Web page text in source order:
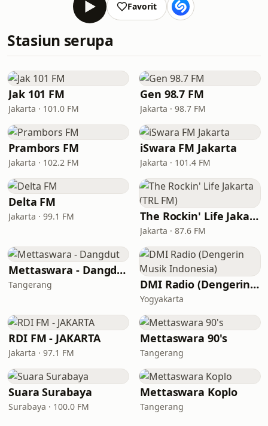
Favorit
Stasiun serupa
Jak 101 FM
Jakarta · 101.0 FM
Gen 98.7 FM
Jakarta · 98.7 FM
Prambors FM
Jakarta · 102.2 FM
iSwara FM Jakarta
Jakarta · 101.4 FM
Delta FM
Jakarta · 99.1 FM The Rockin' Life Jakarta (TRL FM)
Jakarta · 87.6 FM
Mettaswara - Dangdut
Tangerang DMI Radio (Dengerin Musik Indonesia)
Yogyakarta
RDI FM - JAKARTA
Jakarta · 97.1 FM
Mettaswara 90's
Tangerang
Suara Surabaya
Surabaya · 100.0 FM
Mettaswara Koplo
Tangerang